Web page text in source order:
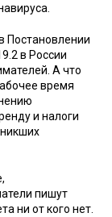
Постановлении
в России
А что
время
и налоги
пишут
ни от кого нет.